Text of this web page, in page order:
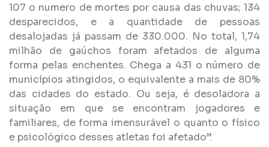
107 o numero de mortes por causa das chuvas; 134
desparecidos, e a quantidade de pessoas
desalojadas já passam de 330.000. No total, 1,74
milhão de gaúchos foram afetados de alguma
forma pelas enchentes. Chega a 431 o número de
municípios atingidos, o equivalente a mais de 80%
das cidades do estado. Ou seja, é desoladora a
situação em que se encontram jogadores e
familiares, de forma imensurável o quanto o físico
e psicológico desses atletas foi afetado”.